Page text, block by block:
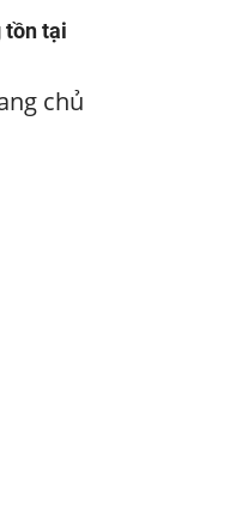
tồn tại
chủ